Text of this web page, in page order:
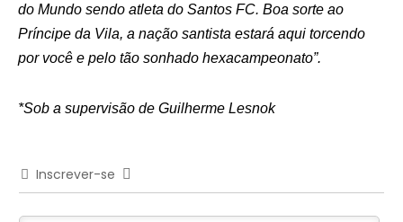
do Mundo sendo atleta do Santos FC. Boa sorte ao
Príncipe da Vila, a nação santista estará aqui torcendo
por você e pelo tão sonhado hexacampeonato”.
*Sob a supervisão de Guilherme Lesnok
Inscrever-se